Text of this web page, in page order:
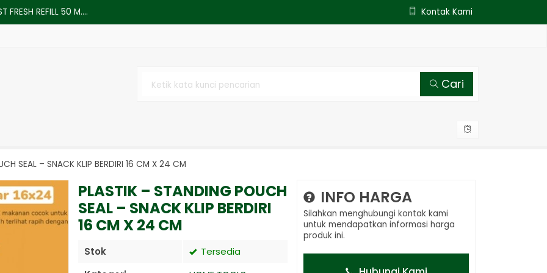
FRESH REFILL 50 M....
heavy duty....
/ Coupler 3 Cabang / Sambungan....
DB9 male Female (1702) - MA....
Kontak Kami
Cari
SEAL – SNACK KLIP BERDIRI 16 CM X 24 CM
PLASTIK – STANDING POUCH
SEAL – SNACK KLIP BERDIRI
16 CM X 24 CM
Stok
Tersedia
INFO HARGA
Silahkan menghubungi kontak kami
untuk mendapatkan informasi harga
produk ini.